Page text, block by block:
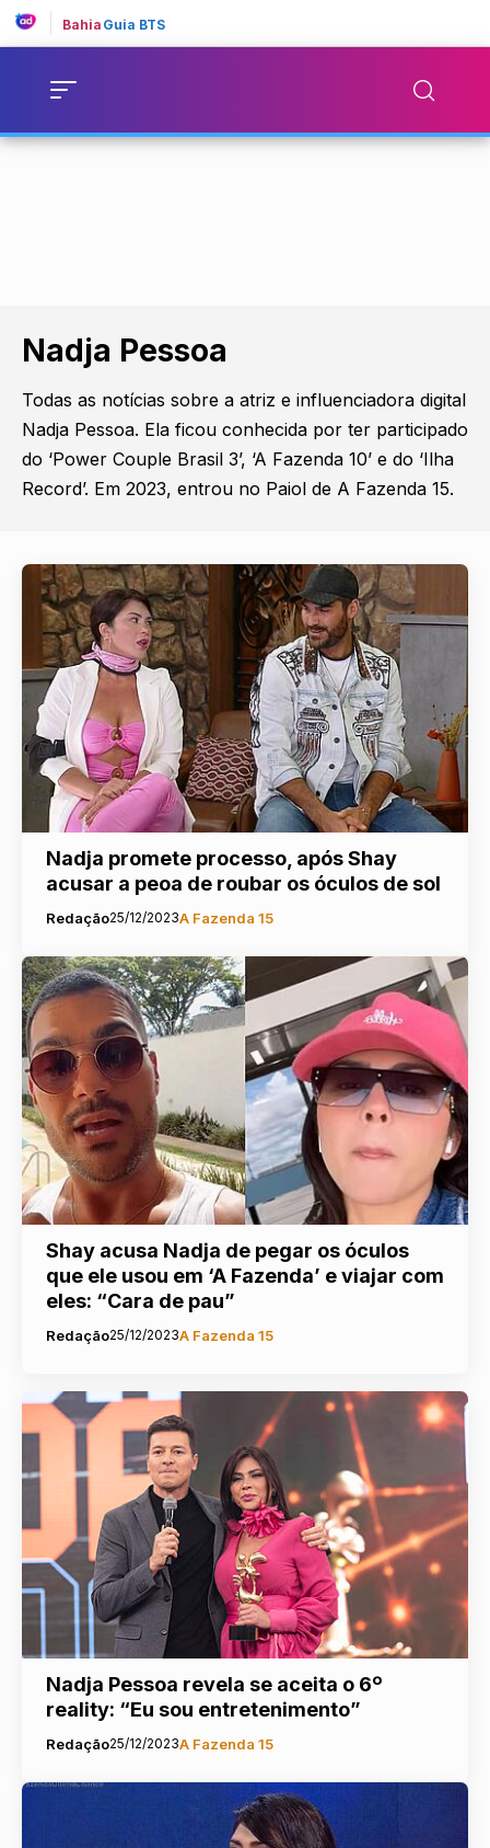
Bahia Guia BTS
Nadja Pessoa
Todas as notícias sobre a atriz e influenciadora digital
Nadja Pessoa. Ela ficou conhecida por ter participado
do ‘Power Couple Brasil 3’, ‘A Fazenda 10’ e do ‘Ilha
Record’. Em 2023, entrou no Paiol de A Fazenda 15.
Nadja promete processo, após Shay
acusar a peoa de roubar os óculos de sol
Redação25/12/2023A Fazenda 15
Shay acusa Nadja de pegar os óculos
que ele usou em ‘A Fazenda’ e viajar com
eles: “Cara de pau”
Redação25/12/2023A Fazenda 15
Nadja Pessoa revela se aceita o 6º
reality: “Eu sou entretenimento”
Redação25/12/2023A Fazenda 15